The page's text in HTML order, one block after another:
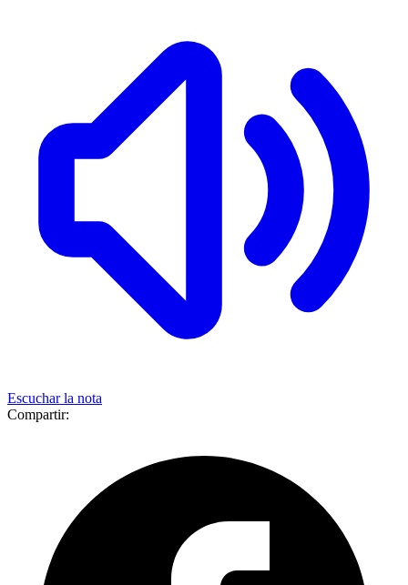
Escuchar la nota
Compartir: